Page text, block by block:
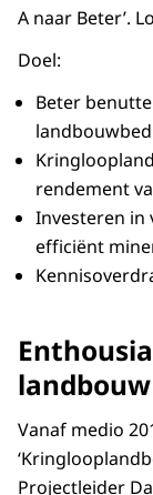
A naar Beter’.
Doel:
Beter
rendement
Investeren in
efficiënt
landbouw
Vanaf medio
Projectleider